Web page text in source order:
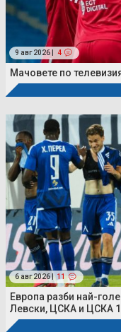
9 авг 2026 | 4
Мачовете по
6 авг 2026 | 11
Европа разби най-
Левски, ЦСКА и ЦСКА